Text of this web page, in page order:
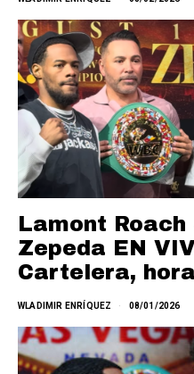
Lamont
Zepeda EN
Cartelera,
WLADIMIR ENRÍQUEZ 08/01/2026